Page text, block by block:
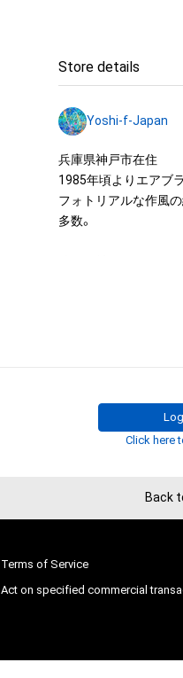
・本アイテムに関す
用新案権、商標権、意
託を受けている者に
することを意味しませ
・本アイテムの著作
を受けている者から
する権利」の範囲を超
これに限定されませ
用またはその恐れの
の管理委託を受けて
このアイテムに関す
info@yoshi-f-
Store details
Yoshi-f-Japan
兵庫県神戸市在住
1985年頃よりエアブ
フォトリアルな作風
多数。
作風の基礎になって
ェが入った不思議な
これらの画風を継承
近年の活動 （2022〜）
NFT Art Festival Tokyo
第35回MBCサムホー
Click here
Back
Terms of Service
Act on specified commercial